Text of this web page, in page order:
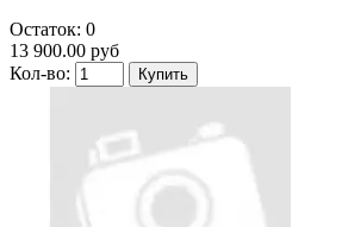
Остаток: 0
13 900.00 руб
Кол-во: